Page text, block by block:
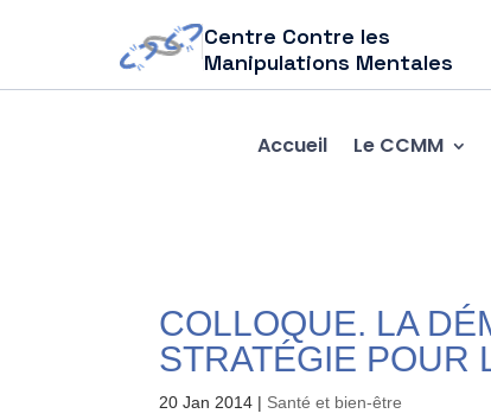
Centre Contre les
Manipulations Mentales
Accueil Le CCMM
COLLOQUE. LA
STRATÉGIE POUR
20 Jan 2014 | Santé et bien-être